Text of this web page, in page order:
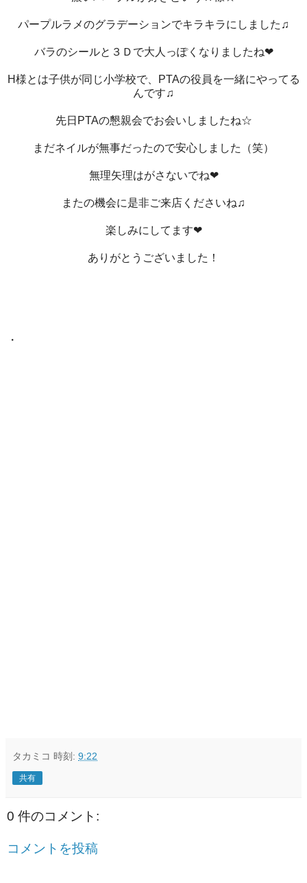
パープルラメのグラデーションでキラキラにしました♫
バラのシールと３Ｄで大人っぽくなりましたね❤
H様とは子供が同じ小学校で、PTAの役員を一緒にやってる
んです♫
先日PTAの懇親会でお会いしましたね☆
まだネイルが無事だったので安心しました（笑）
無理矢理はがさないでね❤
またの機会に是非ご来店くださいね♫
楽しみにしてます❤
ありがとうございました！
・
タカミコ 時刻: 9:22
共有
0 件のコメント:
コメントを投稿